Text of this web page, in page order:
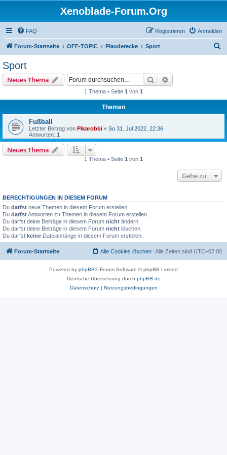
Xenoblade-Forum.Org
FAQ Anmelden
Registrieren
Forum-Startseite OFF-TOPIC Plauderecke Sport
Sport
Neues Thema Suche
1 Thema • Seite 1 von 1
Themen
Fußball
Letzter Beitrag von Pikarobbi « So 31. Jul 2022, 22:36
Antworten: 1
Neues Thema
1 Thema • Seite 1 von 1
Gehe zu
BERECHTIGUNGEN IN DIESEM FORUM
Du darfst neue Themen in diesem Forum erstellen.
Du darfstAntworten zu Themen in diesem Forum erstellen.
Du darfst deine Beiträge in diesem Forum nicht ändern.
Du darfst deine Beiträge in diesem Forum nicht löschen.
Du darfst keine Dateianhänge in diesem Forum erstellen.
Forum-Startseite Alle Zeiten sind UTC+02:00
Alle Cookies löschen
Powered by phpBB® Forum Software © phpBB Limited
Deutsche Übersetzung durch phpBB.de
Datenschutz| Nutzungsbedingungen